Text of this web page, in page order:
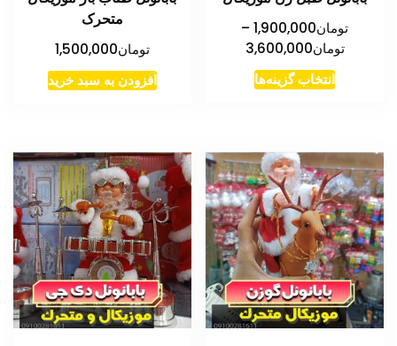
صفحه
محصول
انتخاب
شوند
صفحه
انتخاب
شوند
تومان1,900,000
–
تومان3,600,000
تومان1,900,000
انتخاب گزینه‌هااین
انواع
مختلفی
می
باشد.
گزینه
ها
ممکن
است
متحرک
تومان1,500,000
افزودن به سبد خرید